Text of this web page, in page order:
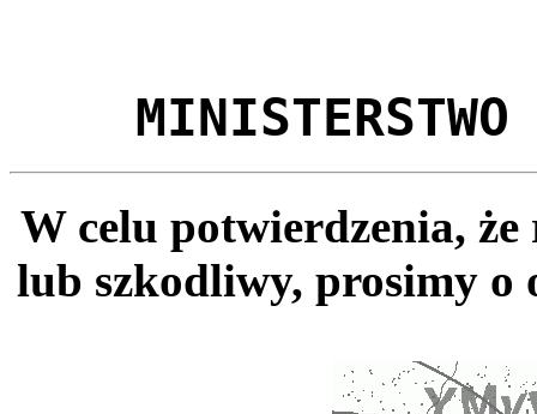
MINISTERSTWO
W celu potwierdzenia,
lub szkodliwy, prosimy o